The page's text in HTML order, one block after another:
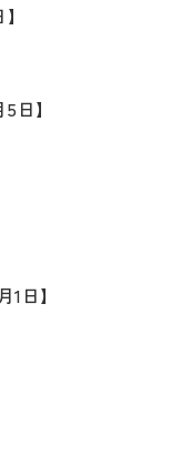
5日】
1日】